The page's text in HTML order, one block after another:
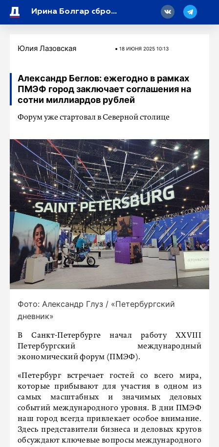
Ирина Болгар сбросила цену на квартиру в Петербурге на 2,5 миллиона рублей
Юлия Лазовская 18 ИЮНЯ 2025 10:13
Александр Беглов: ежегодно в рамках
ПМЭФ город заключает соглашения на
сотни миллиардов рублей
Форум уже стартовал в Северной столице
Фото: Александр Глуз / «Петербургский
дневник»
В Санкт-Петербурге начал работу XXVIII
Петербургский международный
экономический форум (ПМЭФ).
«Петербург встречает гостей со всего мира,
которые прибывают для участия в одном из
самых масштабных и значимых деловых
событий международного уровня. В дни ПМЭФ
наш город всегда привлекает особое внимание.
Здесь представители бизнеса и деловых кругов
обсуждают ключевые вопросы международного